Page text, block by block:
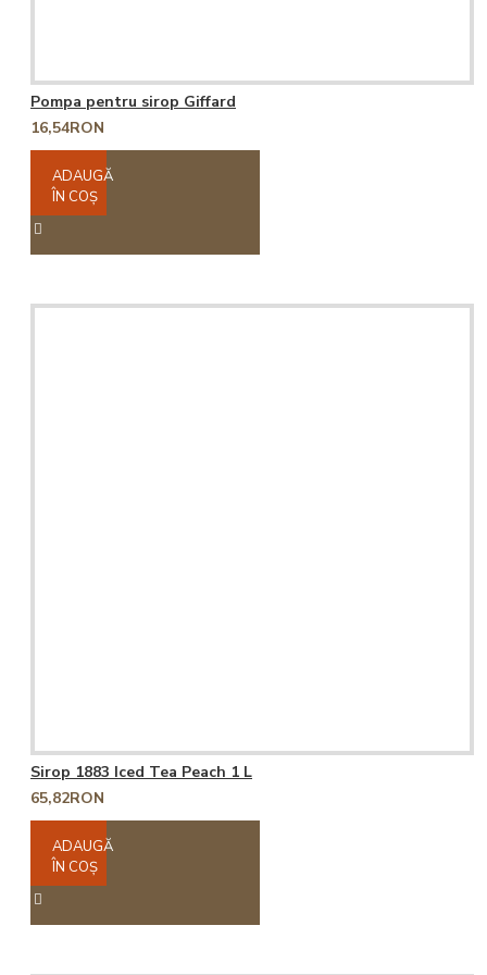
Pompa pentru sirop Giffard
16,54RON
ADAUGĂ
ÎN COŞ
Sirop 1883 Iced Tea Peach 1 L
65,82RON
ADAUGĂ
ÎN COŞ